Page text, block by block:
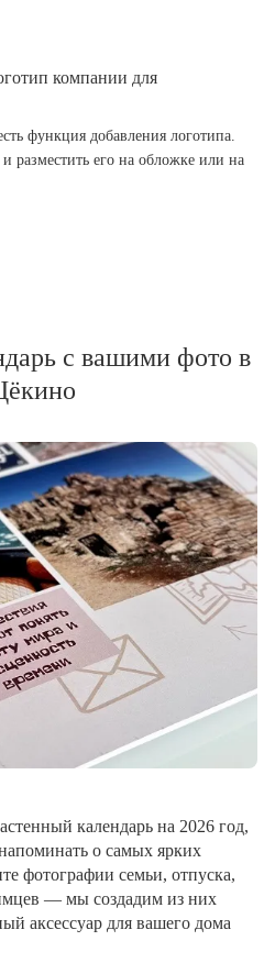
компании для
функция добавления логотипа.
разместить его на обложке или на
с вашими фото в
календарь на 2026 год,
о самых ярких
фотографии семьи, отпуска,
— мы создадим из них
аксессуар для вашего дома